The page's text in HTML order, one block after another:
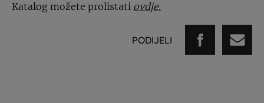
Katalog možete prolistati ovdje.
PODIJELI